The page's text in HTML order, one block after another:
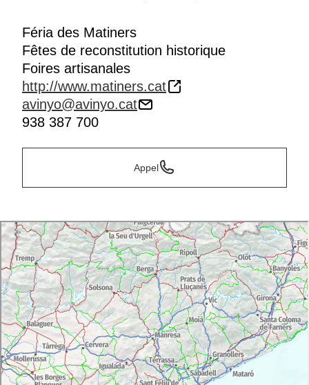
Féria des Matiners
Fêtes de reconstitution historique
Foires artisanales
http://www.matiners.cat
avinyo@avinyo.cat
938 387 700
Appel